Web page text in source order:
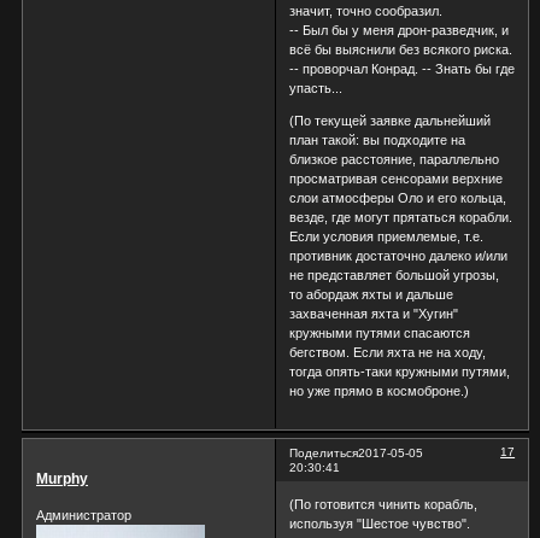
значит, точно сообразил.
-- Был бы у меня дрон-разведчик, и
всё бы выяснили без всякого риска.
-- проворчал Конрад. -- Знать бы где
упасть...
(По текущей заявке дальнейший
план такой: вы подходите на
близкое расстояние, параллельно
просматривая сенсорами верхние
слои атмосферы Оло и его кольца,
везде, где могут прятаться корабли.
Если условия приемлемые, т.е.
противник достаточно далеко и/или
не представляет большой угрозы,
то абордаж яхты и дальше
захваченная яхта и "Хугин"
кружными путями спасаются
бегством. Если яхта не на ходу,
тогда опять-таки кружными путями,
но уже прямо в космоброне.)
Поделиться 17
2017-05-05
20:30:41
Murphy
Администратор
(По готовится чинить корабль,
используя "Шестое чувство".